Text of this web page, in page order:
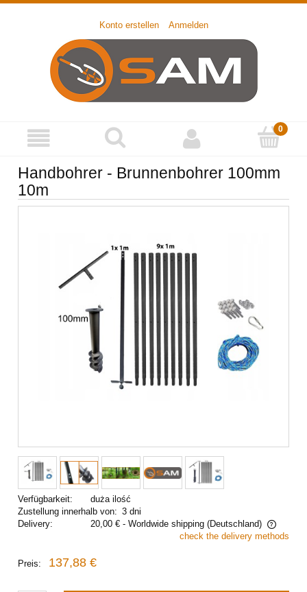
Konto erstellen Anmelden
Handbohrer - Brunnenbohrer 100mm
10m
Verfügbarkeit:
duża ilość
Zustellung innerhalb von: 3 dni
Delivery:
20,00 € - Worldwide shipping (Deutschland)
The price does not include any possible payment costs
check the delivery methods
Preis: 137,88 €